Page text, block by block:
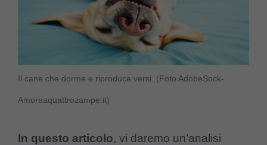
Il cane che dorme e riproduce versi. (Foto AdobeSock-
Amoreaquattrozampe.it)
In questo articolo, vi daremo un’analisi